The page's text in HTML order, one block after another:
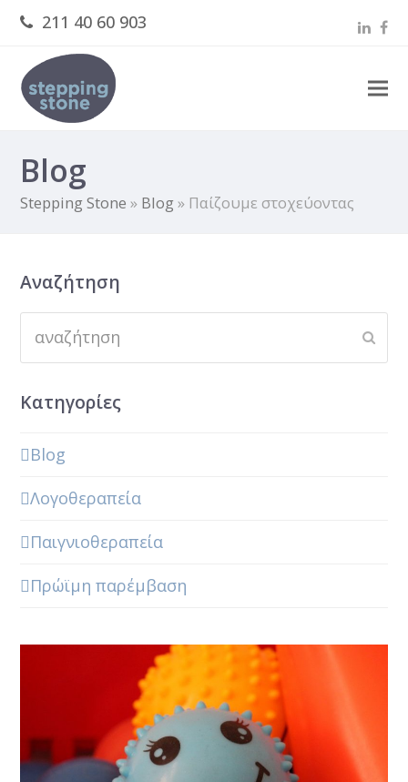
211 40 60 903
Blog
Stepping Stone » Blog» Παίζουμε στοχεύοντας
Αναζήτηση
αναζήτηση
Kατηγορίες
Blog
Λογοθεραπεία
Παιγνιοθεραπεία
Πρώϊμη παρέμβαση